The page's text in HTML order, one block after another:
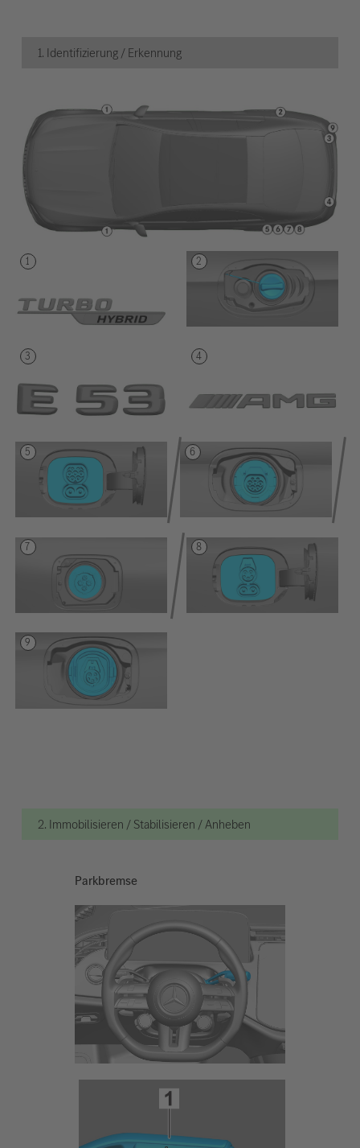
1. Identifizierung / Erkennung
2. Immobilisieren / Stabilisieren / Anheben
Parkbremse